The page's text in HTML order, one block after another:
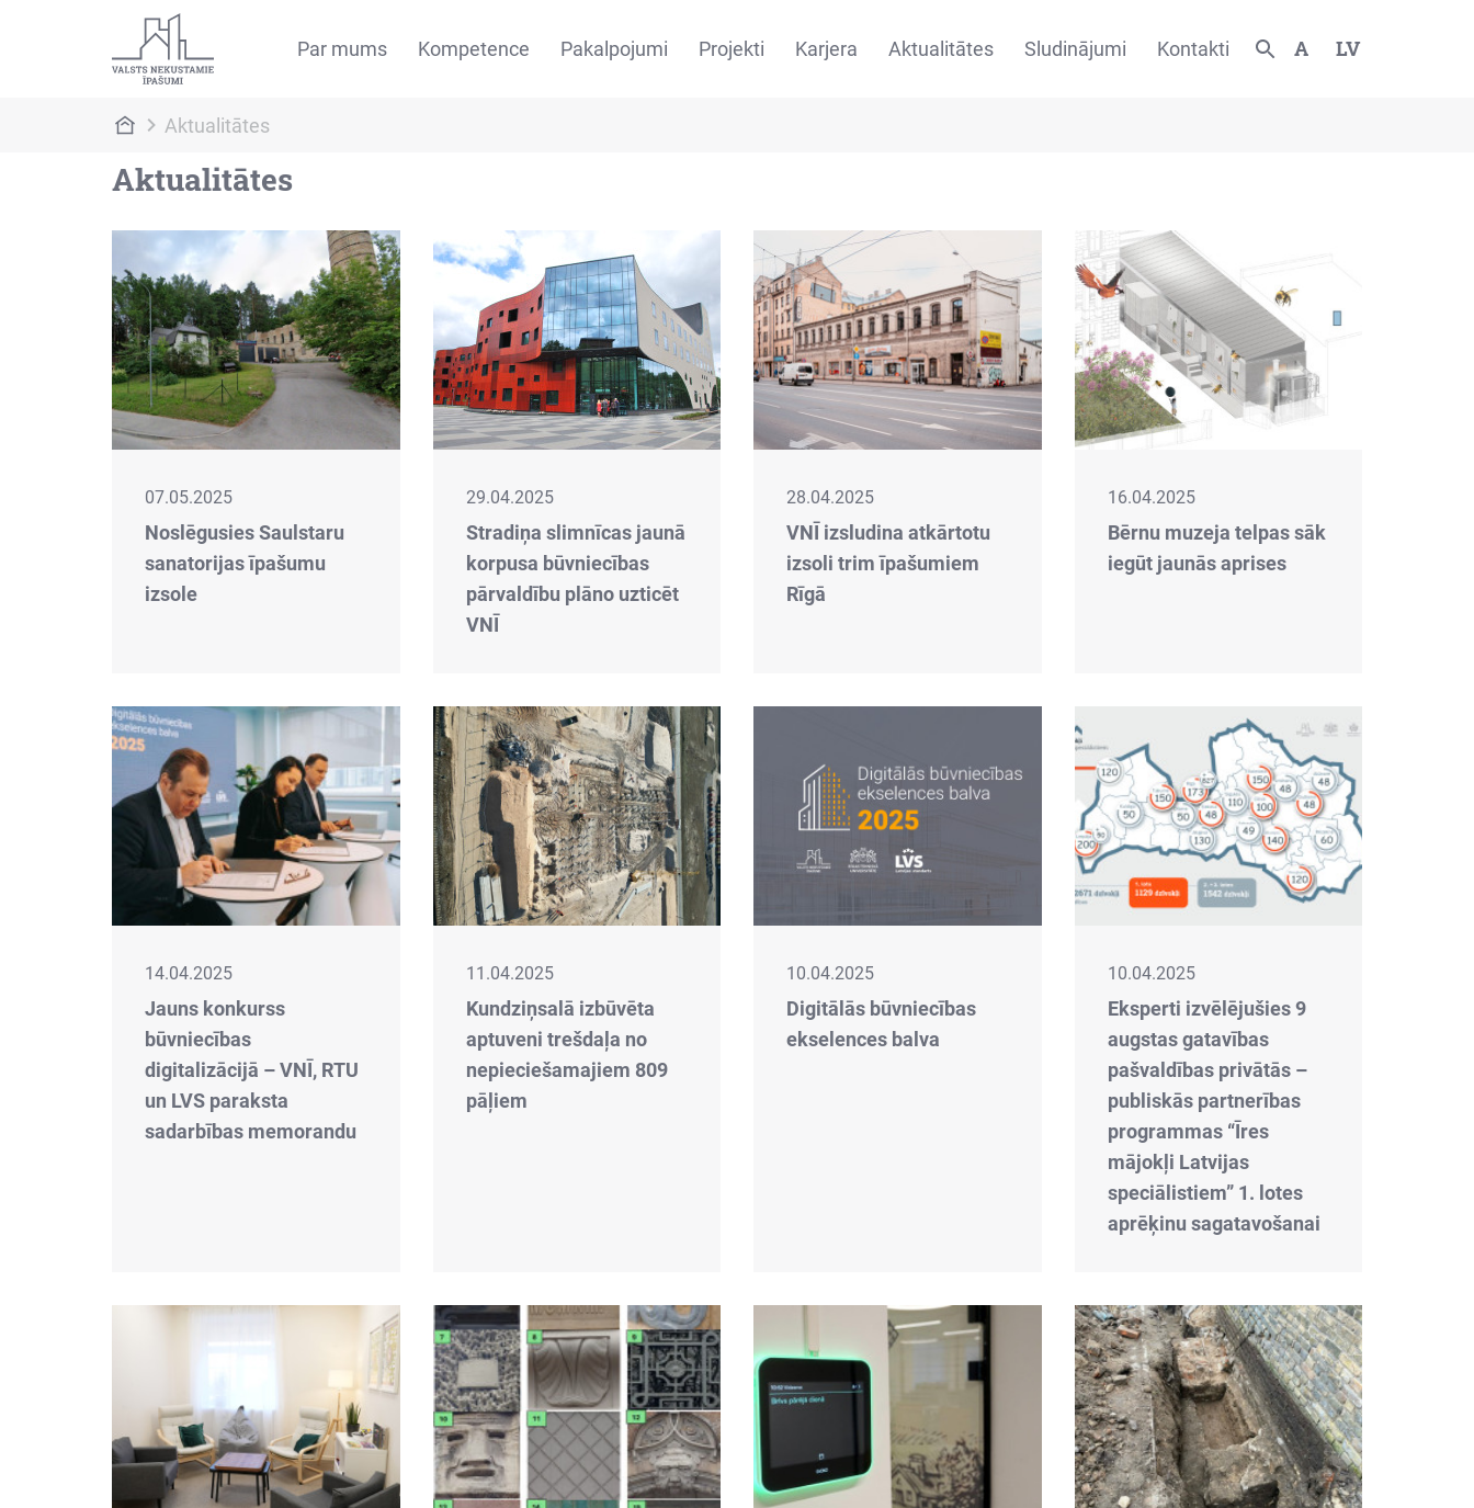
Par mums Kompetence Pakalpojumi Projekti Karjera Aktualitātes Sludinājumi Kontakti A LV
Aktualitātes
Aktualitātes
07.05.2025
Noslēgusies Saulstaru
sanatorijas īpašumu
izsole
29.04.2025
Stradiņa slimnīcas jaunā
korpusa būvniecības
pārvaldību plāno uzticēt
VNĪ
28.04.2025
VNĪ izsludina atkārtotu
izsoli trim īpašumiem
Rīgā
16.04.2025
Bērnu muzeja telpas sāk
iegūt jaunās aprises
14.04.2025
Jauns konkurss
būvniecības
digitalizācijā – VNĪ, RTU
un LVS paraksta
sadarbības memorandu
11.04.2025
Kundziņsalā izbūvēta
aptuveni trešdaļa no
nepieciešamajiem 809
pāļiem
10.04.2025
Digitālās būvniecības
ekselences balva
10.04.2025
Eksperti izvēlējušies 9
augstas gatavības
pašvaldības privātās –
publiskās partnerības
programmas “Īres
mājokļi Latvijas
speciālistiem” 1. lotes
aprēķinu sagatavošanai